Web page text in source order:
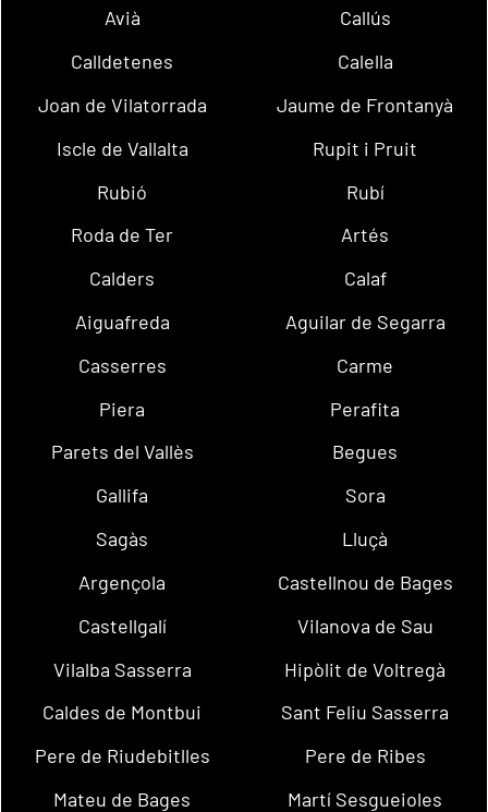
Avià
Callús
Calldetenes
Calella
Joan de Vilatorrada
Jaume de Frontanyà
Iscle de Vallalta
Rupit i Pruit
Rubió
Rubí
Roda de Ter
Artés
Calders
Calaf
Aiguafreda
Aguilar de Segarra
Casserres
Carme
Piera
Perafita
Parets del Vallès
Begues
Gallifa
Sora
Sagàs
Lluçà
Argençola
Castellnou de Bages
Castellgalí
Vilanova de Sau
Vilalba Sasserra
Hipòlit de Voltregà
Caldes de Montbui
Sant Feliu Sasserra
Pere de Riudebitlles
Pere de Ribes
Mateu de Bages
Martí Sesgueioles